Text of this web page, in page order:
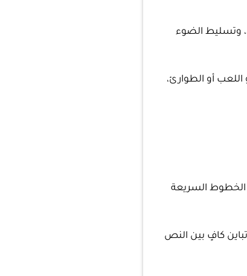
وتسليط الضوء
أو الطوارئ،
الخطوط السريعة
كافٍ بين النص